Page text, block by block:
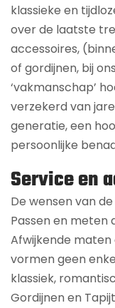
klassieke en
over de laatste
accessoires,
of gordijnen, bij
‘vakmanschap’
verzekerd van
generatie, een
persoonlijke
Service en
De wensen van
Passen en meten
Afwijkende
vormen geen
klassiek,
Gordijnen en